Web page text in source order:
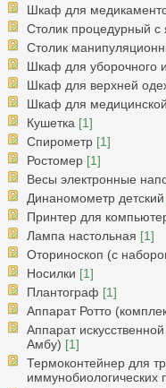
Шкаф для
Столик процедурный
Столик
Шкаф для уборочного
Шкаф для верхней
Шкаф для
Кушетка [1]
Спирометр [1]
Ростомер [1]
Весы электронные
Динаномометр детский
Принтер для
Лампа настольная [1]
Оториноскоп (с
Носилки [1]
Плантограф [1]
Аппарат Ротто
Аппарат
Амбу) [1]
Термоконтейнер для
иммунобиологических